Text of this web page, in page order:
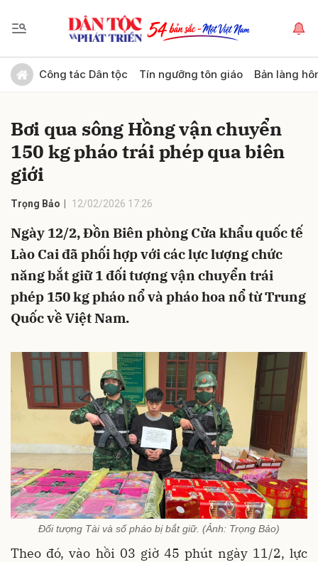
Công tác Dân tộc Tín ngưỡng tôn giáo Bản làng
Bơi qua sông Hồng vận chuyển
150 kg pháo trái phép qua biên
giới
Trọng Bảo 12/02/2026 17:26
Ngày 12/2, Đồn Biên phòng Cửa khẩu quốc tế
Lào Cai đã phối hợp với các lực lượng chức
năng bắt giữ 1 đối tượng vận chuyển trái
phép 150 kg pháo nổ và pháo hoa nổ từ Trung
Quốc về Việt Nam.
Đối tượng Tài và số pháo bị bắt giữ. (Ảnh: Trọng Bảo)
Theo đó, vào hồi 03 giờ 45 phút ngày 11/2, lực
Gửi bình luận